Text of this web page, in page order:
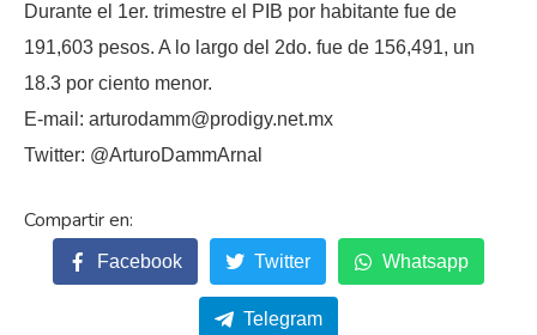
Durante el 1er. trimestre el PIB por habitante fue de
191,603 pesos. A lo largo del 2do. fue de 156,491, un
18.3 por ciento menor.
E-mail: arturodamm@prodigy.net.mx
Twitter: @ArturoDammArnal
Facebook Twitter Whatsapp
Telegram